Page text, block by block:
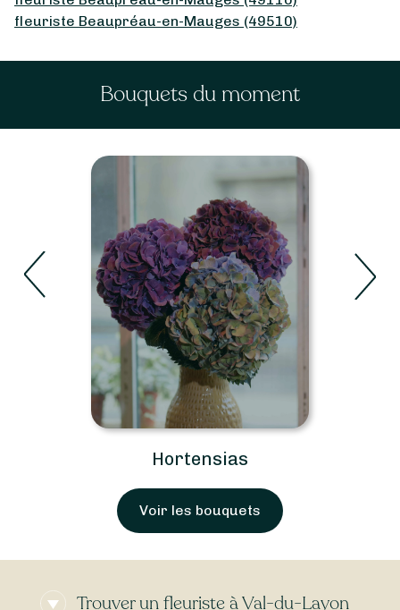
fleuriste Beaupréau-en-Mauges (49510)
Bouquets du moment
Hortensias
Voir les bouquets
Trouver un fleuriste à Val-du-Layon